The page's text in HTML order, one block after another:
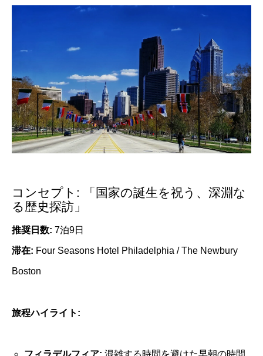
コンセプト: 「国家の誕生を祝う、深淵な
る歴史探訪」
推奨日数: 7泊9日
滞在: Four Seasons Hotel Philadelphia / The Newbury
Boston
旅程ハイライト:
フィラデルフィア: 混雑する時間を避けた早朝の時間